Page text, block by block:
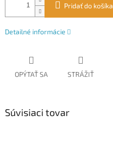
Pridať do košíka
Detailné informácie
OPÝTAŤ SA STRÁŽIŤ
Súvisiaci tovar